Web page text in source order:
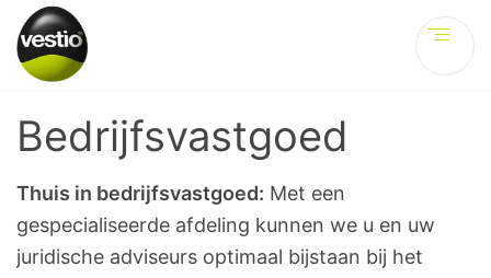
Bedrijfsvastgoed
Thuis in bedrijfsvastgoed: Met een
gespecialiseerde afdeling kunnen we u en uw
juridische adviseurs optimaal bijstaan bij het